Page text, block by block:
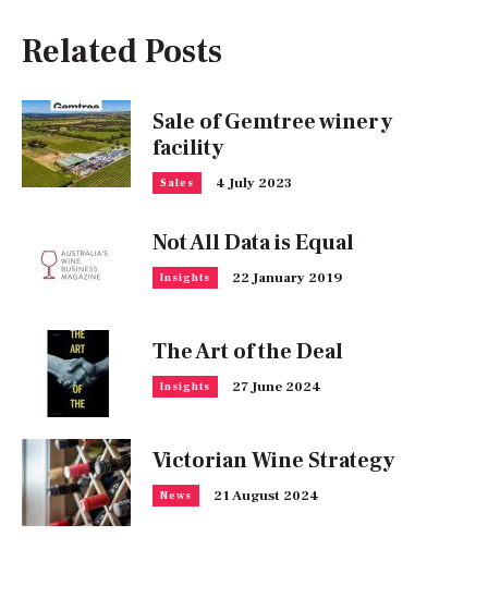
Related Posts
Sale of Gemtree winery
facility
Sales 4 July 2023
Not All Data is Equal
Insights 22 January 2019
The Art of the Deal
Insights 27 June 2024
Victorian Wine Strategy
News 21 August 2024